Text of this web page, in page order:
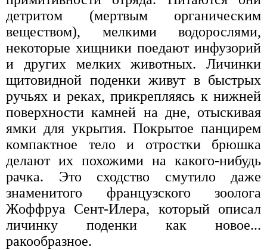
детритом (мертвым органическим
веществом), мелкими водорослями,
некоторые хищники поедают инфузорий
и других мелких животных. Личинки
щитовидной поденки живут в быстрых
ручьях и реках, прикрепляясь к нижней
поверхности камней на дне, отыскивая
ямки для укрытия. Покрытое панцирем
компактное тело и отростки брюшка
делают их похожими на какого-нибудь
рачка. Это сходство смутило даже
знаменитого французского зоолога
Жоффруа Сент-Илера, который описал
личинку поденки как новое...
ракообразное.